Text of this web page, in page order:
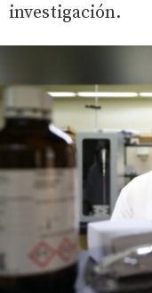
investigación.